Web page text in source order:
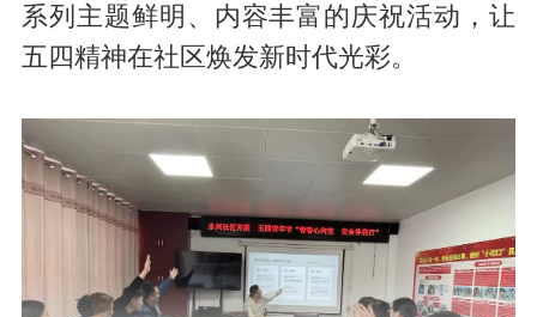
系列主题鲜明、内容丰富的庆祝活动，让
五四精神在社区焕发新时代光彩。